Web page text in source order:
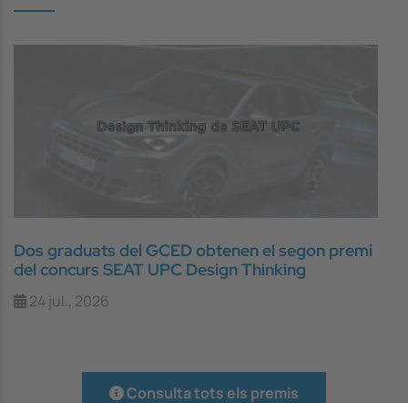
Dos graduats del GCED obtenen el segon premi
del concurs SEAT UPC Design Thinking
24 jul., 2026
Consulta tots els premis